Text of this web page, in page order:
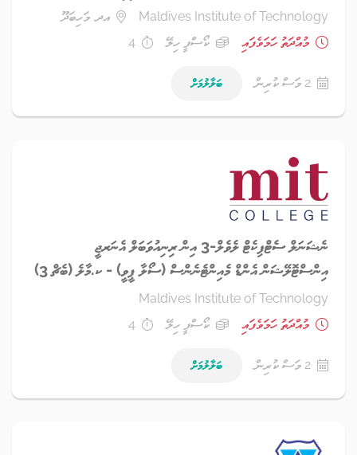
Maldives Institute of Technology
އދ. މަހިބަދޫ
މުއްދަތު ހަމަވެފައި
ކޯސްފީ ހިލޭ 4
2 މަސް ކުރިން ބަލާލުމަށް
ނެޝަނަލް ސެޓްފިކެޓް ލެވެލް-3 އިން ރިނިއުވަބަލް އެނަރޖީ
އިންސްޓޮލޭޝަން އެންޑް މެއިންޓެނެންސް (ސޯލާ ޕީވީ) - ކ.މާލެ (ބެޗް 3)
Maldives Institute of Technology
މުއްދަތު ހަމަވެފައި
ކޯސްފީ ހިލޭ 4
2 މަސް ކުރިން ބަލާލުމަށް